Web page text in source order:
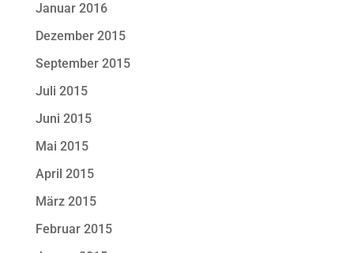
Januar 2016
Dezember 2015
September 2015
Juli 2015
Juni 2015
Mai 2015
April 2015
März 2015
Februar 2015